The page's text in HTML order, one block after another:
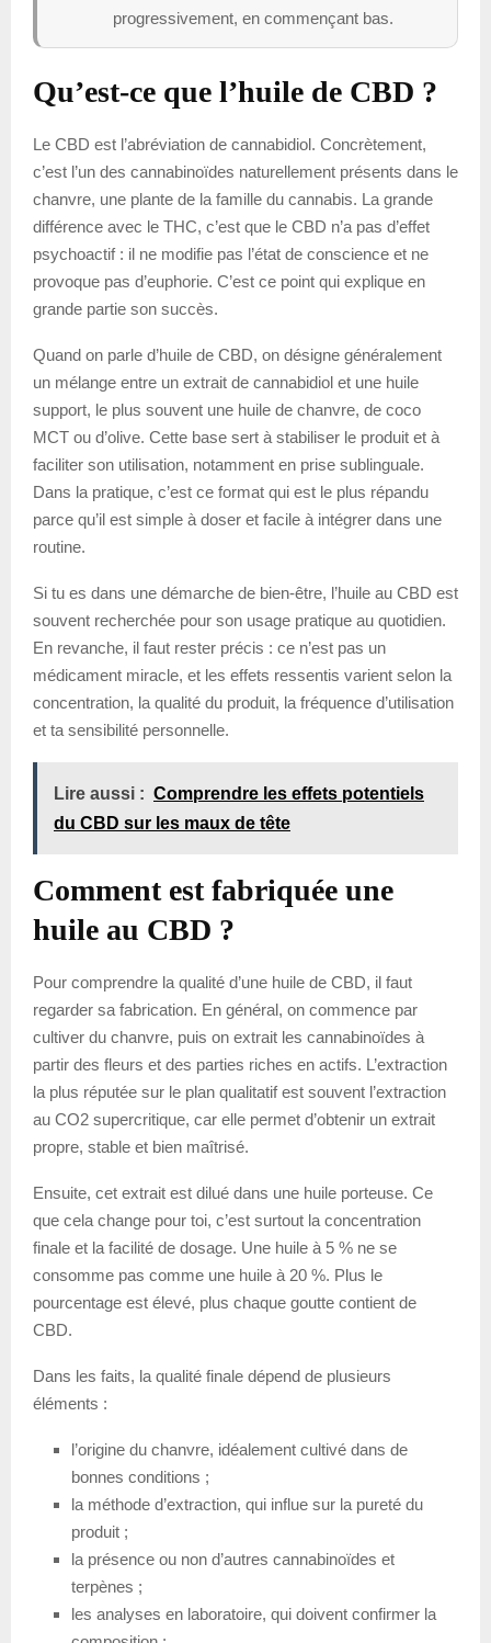
progressivement, en commençant bas.
Qu’est-ce que l’huile de CBD ?
Le CBD est l’abréviation de cannabidiol. Concrètement,
c’est l’un des cannabinoïdes naturellement présents dans le
chanvre, une plante de la famille du cannabis. La grande
différence avec le THC, c’est que le CBD n’a pas d’effet
psychoactif : il ne modifie pas l’état de conscience et ne
provoque pas d’euphorie. C’est ce point qui explique en
grande partie son succès.
Quand on parle d’huile de CBD, on désigne généralement
un mélange entre un extrait de cannabidiol et une huile
support, le plus souvent une huile de chanvre, de coco
MCT ou d’olive. Cette base sert à stabiliser le produit et à
faciliter son utilisation, notamment en prise sublinguale.
Dans la pratique, c’est ce format qui est le plus répandu
parce qu’il est simple à doser et facile à intégrer dans une
routine.
Si tu es dans une démarche de bien-être, l’huile au CBD est
souvent recherchée pour son usage pratique au quotidien.
En revanche, il faut rester précis : ce n’est pas un
médicament miracle, et les effets ressentis varient selon la
concentration, la qualité du produit, la fréquence d’utilisation
et ta sensibilité personnelle.
Lire aussi : Comprendre les effets potentiels
du CBD sur les maux de tête
Comment est fabriquée une
huile au CBD ?
Pour comprendre la qualité d’une huile de CBD, il faut
regarder sa fabrication. En général, on commence par
cultiver du chanvre, puis on extrait les cannabinoïdes à
partir des fleurs et des parties riches en actifs. L’extraction
la plus réputée sur le plan qualitatif est souvent l’extraction
au CO2 supercritique, car elle permet d’obtenir un extrait
propre, stable et bien maîtrisé.
Ensuite, cet extrait est dilué dans une huile porteuse. Ce
que cela change pour toi, c’est surtout la concentration
finale et la facilité de dosage. Une huile à 5 % ne se
consomme pas comme une huile à 20 %. Plus le
pourcentage est élevé, plus chaque goutte contient de
CBD.
Dans les faits, la qualité finale dépend de plusieurs
éléments :
l’origine du chanvre, idéalement cultivé dans de
bonnes conditions ;
la méthode d’extraction, qui influe sur la pureté du
produit ;
la présence ou non d’autres cannabinoïdes et
terpènes ;
les analyses en laboratoire, qui doivent confirmer la